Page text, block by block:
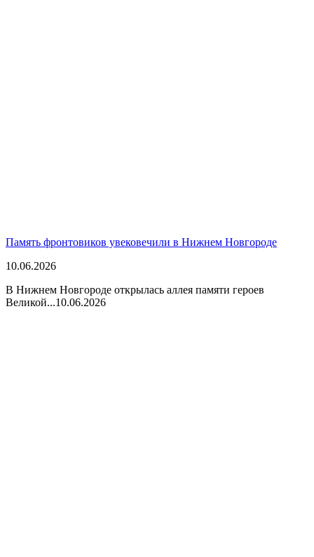
Память фронтовиков увековечили в Нижнем Новгороде
10.06.2026
В Нижнем Новгороде открылась аллея памяти героев
Великой...10.06.2026